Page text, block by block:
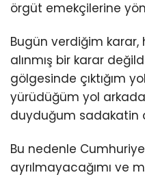
örgüt emekçilerine
Bugün verdiğim karar,
alınmış bir karar
gölgesinde çıktığım
yürüdüğüm yol
duyduğum sadakatin
Bu nedenle
ayrılmayacağımı ve